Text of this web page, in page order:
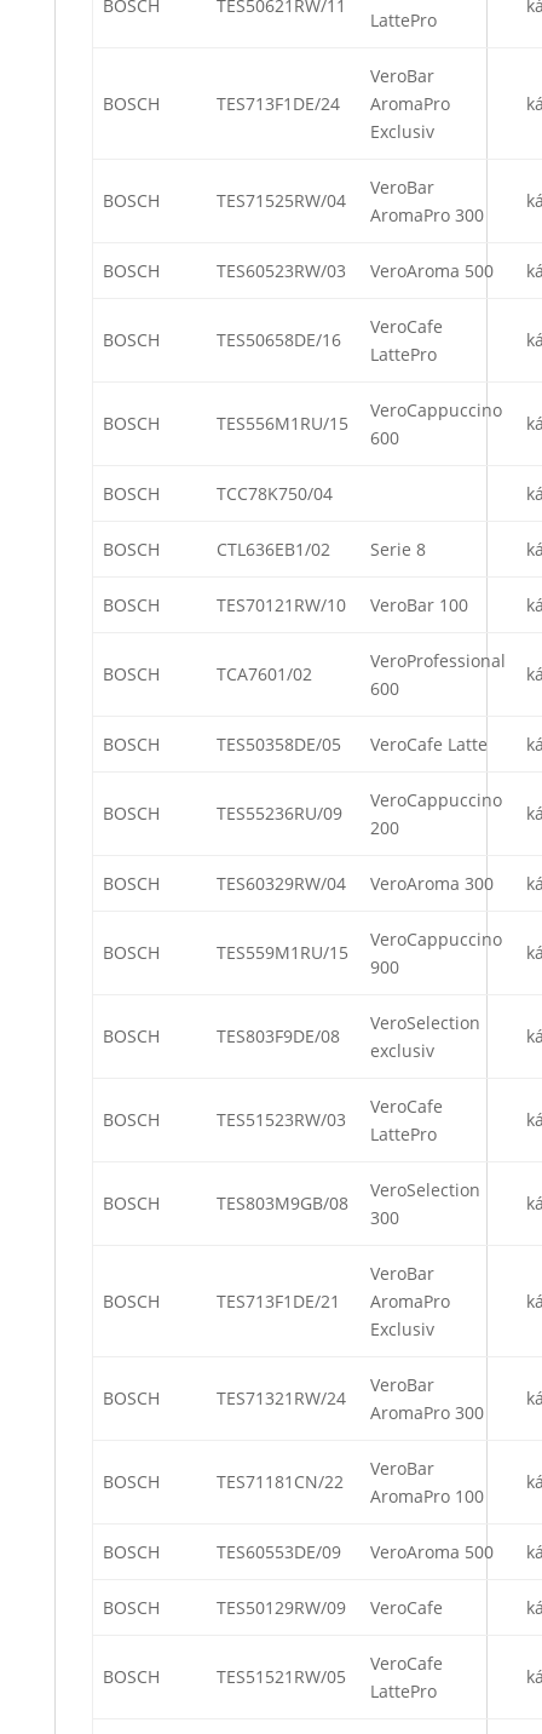
BOSCH TES50621RW/11
LattePro
BOSCH TES713F1DE/24
VeroBar
AromaPro
Exclusiv
BOSCH TES71525RW/04
VeroBar
AromaPro 300
BOSCH TES60523RW/03 VeroAroma 500
BOSCH TES50658DE/16
VeroCafe
LattePro
BOSCH TES556M1RU/15
VeroCappuccino
600
BOSCH TCC78K750/04
BOSCH CTL636EB1/02 Serie 8
BOSCH TES70121RW/10 VeroBar 100
BOSCH TCA7601/02
VeroProfessional
600
BOSCH TES50358DE/05 VeroCafe Latte
BOSCH TES55236RU/09
VeroCappuccino
200
BOSCH TES60329RW/04 VeroAroma 300
BOSCH TES559M1RU/15
VeroCappuccino
900
BOSCH TES803F9DE/08
VeroSelection
exclusiv
BOSCH TES51523RW/03
VeroCafe
LattePro
BOSCH TES803M9GB/08
VeroSelection
300
BOSCH TES713F1DE/21
VeroBar
AromaPro
Exclusiv
BOSCH TES71321RW/24
VeroBar
AromaPro 300
BOSCH TES71181CN/22
VeroBar
AromaPro 100
BOSCH TES60553DE/09 VeroAroma 500
BOSCH TES50129RW/09 VeroCafe
BOSCH TES51521RW/05
VeroCafe
LattePro